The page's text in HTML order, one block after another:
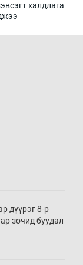
халдлага
дүүрэг 8-р
зочид буудал